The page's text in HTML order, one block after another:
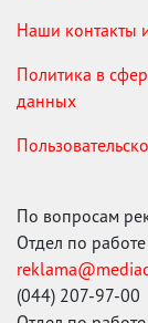
Наши контакты
Политика в
данных
По вопросам
Отдел по
(044) 207-97-00